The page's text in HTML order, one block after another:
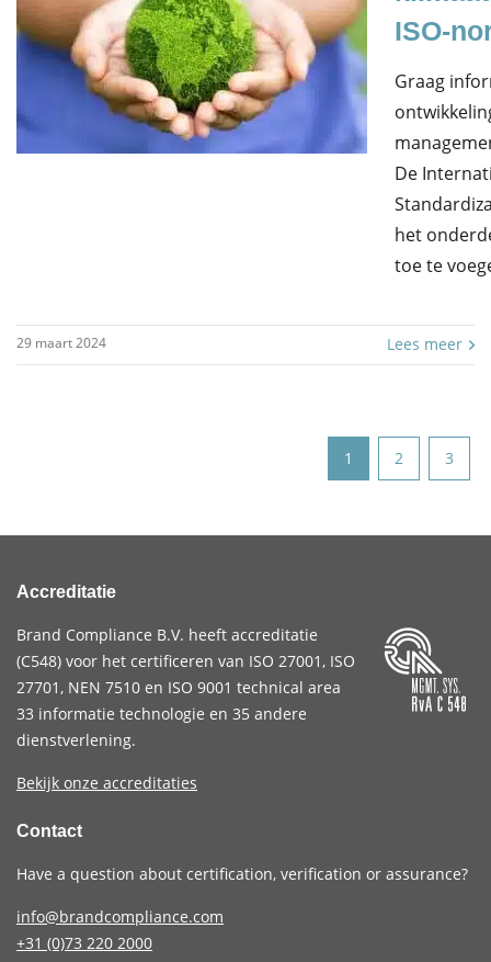
ISO-
Graag
De
het
toe te
29 maart 2024 Lees meer
1 2 3
Accreditatie
Brand Compliance B.V. heeft accreditatie
(C548) voor het certificeren van ISO 27001, ISO
27701, NEN 7510 en ISO 9001 technical area
33 informatie technologie en 35 andere
dienstverlening.
Bekijk onze accreditaties
Contact
Have a question about certification, verification or assurance?
info@brandcompliance.com
+31 (0)73 220 2000